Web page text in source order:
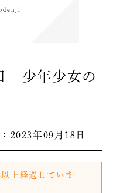
少年少女の
2023年09月18日
上経過していま